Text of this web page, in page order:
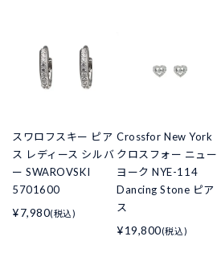
スワロフスキー ピア
ス レディース シルバ
ー SWAROVSKI
5701600
¥7,980(税込)
Crossfor New York
クロスフォー ニュー
ヨーク NYE-114
Dancing Stone ピア
ス
¥19,800(税込)